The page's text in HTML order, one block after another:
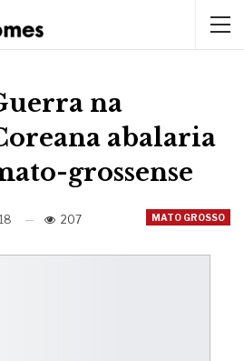
na
abalaria
grossense
MATO GROSSO
207